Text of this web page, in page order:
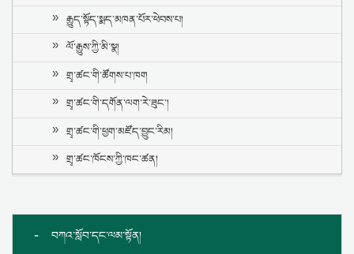
རྒྱུད་སྟོད་སྨད་མཁན་པོར་ཕེབས་པ།
ལོ་རྒྱུས་ཀྱི་མི་སྣ།
གྲྭ་ཚང་གི་ཚོགས་པ་ཁག
གྲྭ་ཚང་གི་དགོན་ལག་རེ་ཟུང་།
གྲྭ་ཚང་གི་ཕྱག་མཛོད་བྱུང་རིམ།
གྲྭ་ཚང་ཁོངས་ཀྱི་ཁང་ཚན།
བཀའ་སློབ་དང་ལམ་སྟོན།